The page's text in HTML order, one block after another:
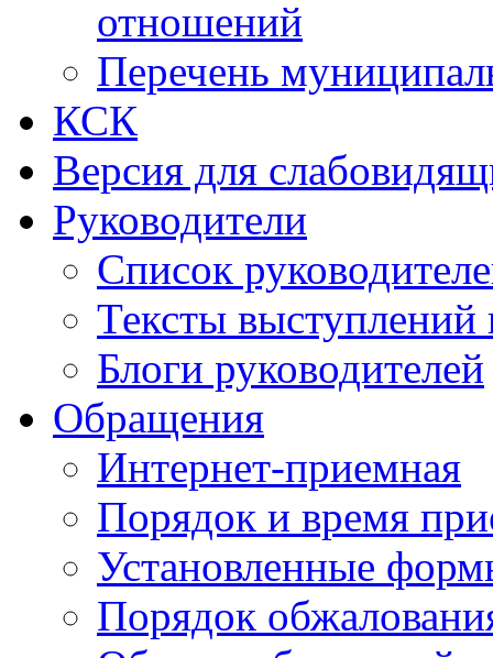
отношений
Перечень
КСК
Версия для
Руководители
Список
Тексты выступлений
Блоги руководителей
Обращения
Интернет-приемная
Порядок и время
Установленные
Порядок